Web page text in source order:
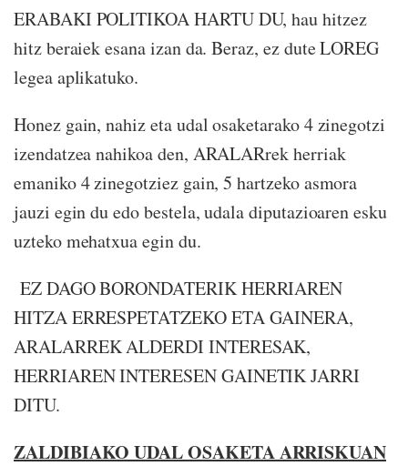
ERABAKI POLITIKOA HARTU DU, hau hitzez
hitz beraiek esana izan da. Beraz, ez dute LOREG
legea aplikatuko.
Honez gain, nahiz eta udal osaketarako 4 zinegotzi
izendatzea nahikoa den, ARALARrek herriak
emaniko 4 zinegotziez gain, 5 hartzeko asmora
jauzi egin du edo bestela, udala diputazioaren esku
uzteko mehatxua egin du.
EZ DAGO BORONDATERIK HERRIAREN
HITZA ERRESPETATZEKO ETA GAINERA,
ARALARREK ALDERDI INTERESAK,
HERRIAREN INTERESEN GAINETIK JARRI
DITU.
ZALDIBIAKO UDAL OSAKETA ARRISKUAN